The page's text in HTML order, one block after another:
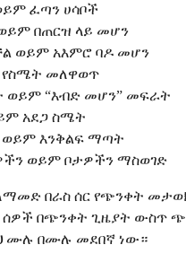
ፈጣን ሀሳቦች
በጠርዝ ላይ መሆን
ወይም አእምሮ ባዶ መሆን
መለዋወጥ
ወይም “እብድ መሆን” መፍራት
አደጋ ስሜት
ወይም እንቅልፍ ማጣት
ወይም ቦታዎችን ማስወገድ
በራስ ሰር የጭንቀት
በጭንቀት ጊዜያት ውስጥ
ሙሉ በሙሉ መደበኛ ነው።